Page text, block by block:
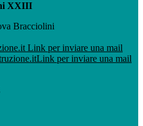
XXIII
Bracciolini
Link per inviare una mail
Link per inviare una mail